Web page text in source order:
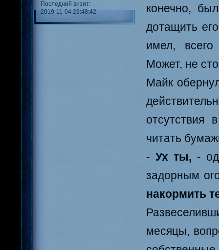
Последний визит:
2019-11-04 23:48:42
конечно,
дотащить
имел, всего
Может, не
Майк
отсутствия
читать
- Ух ты, -
задорным
накормить
месяцы,